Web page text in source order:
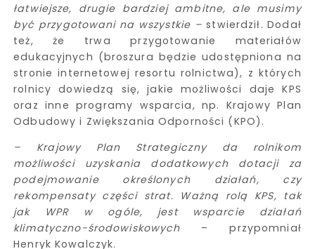
łatwiejsze, drugie bardziej ambitne, ale musimy
być przygotowani na wszystkie – stwierdził. Dodał
też, że trwa przygotowanie materiałów
edukacyjnych (broszura będzie udostępniona na
stronie internetowej resortu rolnictwa), z których
rolnicy dowiedzą się, jakie możliwości daje KPS
oraz inne programy wsparcia, np. Krajowy Plan
Odbudowy i Zwiększania Odporności (KPO).
– Krajowy Plan Strategiczny da rolnikom
możliwości uzyskania dodatkowych dotacji za
podejmowanie określonych działań, czy
rekompensaty części strat. Ważną rolą KPS, tak
jak WPR w ogóle, jest wsparcie działań
klimatyczno-środowiskowych – przypomniał
Henryk Kowalczyk.